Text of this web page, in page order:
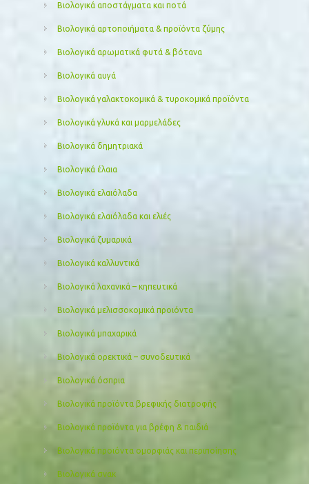
Βιολογικά αποστάγματα και ποτά
Βιολογικά αρτοποιήματα & προϊόντα ζύμης
Βιολογικά αρωματικά φυτά & βότανα
Βιολογικά αυγά
Βιολογικά γαλακτοκομικά & τυροκομικά προϊόντα
Βιολογικά γλυκά και μαρμελάδες
Βιολογικά δημητριακά
Βιολογικά έλαια
Βιολογικά ελαιόλαδα
Βιολογικά ελαιόλαδα και ελιές
Βιολογικά ζυμαρικά
Βιολογικά καλλυντικά
Βιολογικά λαχανικά – κηπευτικά
Βιολογικά μελισσοκομικά προιόντα
Βιολογικά μπαχαρικά
Βιολογικά ορεκτικά – συνοδευτικά
Βιολογικά όσπρια
Βιολογικά προϊόντα βρεφικής διατροφής
Βιολογικά προϊόντα για βρέφη & παιδιά
Βιολογικά προιόντα ομορφιάς και περιποίησης
Βιολογικά σνακ